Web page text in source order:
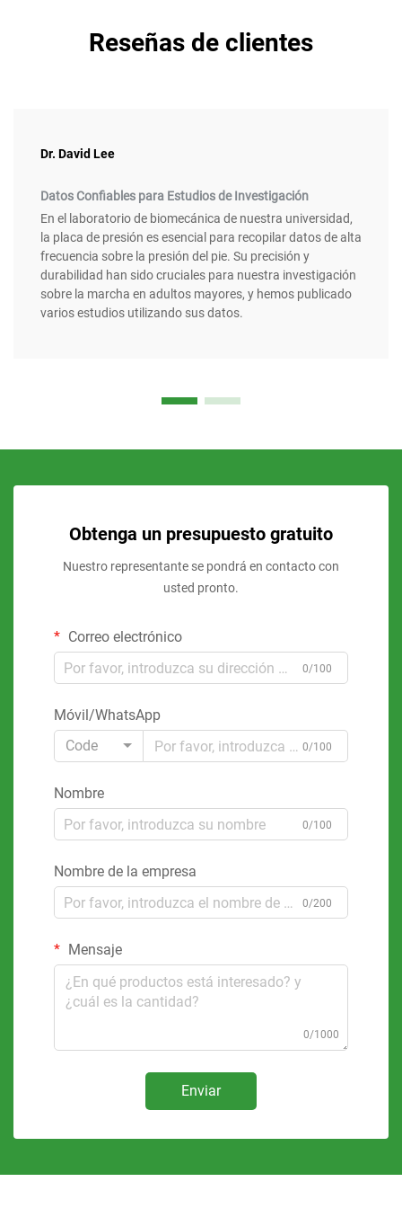
Reseñas de clientes
Dr. David Lee
Datos Confiables para Estudios de Investigación
En el laboratorio de biomecánica de nuestra universidad,
la placa de presión es esencial para recopilar datos de alta
frecuencia sobre la presión del pie. Su precisión y
durabilidad han sido cruciales para nuestra investigación
sobre la marcha en adultos mayores, y hemos publicado
varios estudios utilizando sus datos.
Obtenga un presupuesto gratuito
Nuestro representante se pondrá en contacto con
usted pronto.
Correo electrónico
0/100
Móvil/WhatsApp
Code
0/100
Nombre
0/100
Nombre de la empresa
0/200
Mensaje
0/1000
Enviar